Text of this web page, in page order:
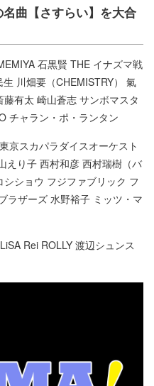
名曲【さすらい】を大合
石黒賢 THE イナズマ戦
川畑要（CHEMISTRY） 氣
有太 崎山蒼志 サンボマスタ
チャラン・ポ・ランタン
京スカパラダイスオーケスト
えり子 西村和彦 西村瑞樹（バ
ショウ フジファブリック フ
ラザーズ 水野裕子 ミッツ・マ
Rei ROLLY 渡辺シュンス